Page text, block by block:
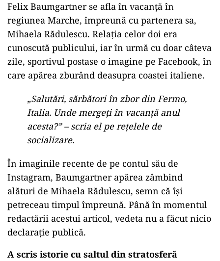
Felix Baumgartner se afla în vacanță în
regiunea Marche, împreună cu partenera sa,
Mihaela Rădulescu. Relația celor doi era
cunoscută publicului, iar în urmă cu doar câteva
zile, sportivul postase o imagine pe Facebook, în
care apărea zburând deasupra coastei italiene.
„Salutări, sărbători în zbor din Fermo,
Italia. Unde mergeți în vacanță anul
acesta?” – scria el pe rețelele de
socializare.
În imaginile recente de pe contul său de
Instagram, Baumgartner apărea zâmbind
alături de Mihaela Rădulescu, semn că își
petreceau timpul împreună. Până în momentul
redactării acestui articol, vedeta nu a făcut nicio
declarație publică.
A scris istorie cu saltul din stratosferă